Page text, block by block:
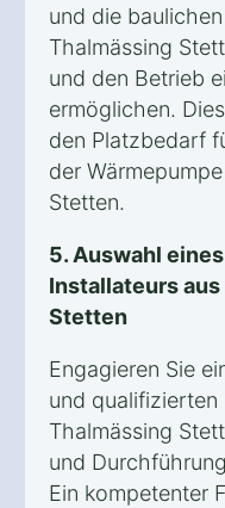
und die
Thalmässing
und den Betrieb
ermöglichen.
den Platzbedarf
der
Stetten.
5. Auswahl
Installateurs
Stetten
Engagieren Sie
und qualifizierten
Thalmässing
und
Ein kompetenter